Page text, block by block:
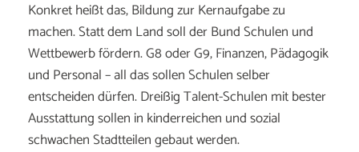
Konkret heißt das, Bildung zur Kernaufgabe zu
machen. Statt dem Land soll der Bund Schulen und
Wettbewerb fördern. G8 oder G9, Finanzen, Pädagogik
und Personal – all das sollen Schulen selber
entscheiden dürfen. Dreißig Talent-Schulen mit bester
Ausstattung sollen in kinderreichen und sozial
schwachen Stadtteilen gebaut werden.